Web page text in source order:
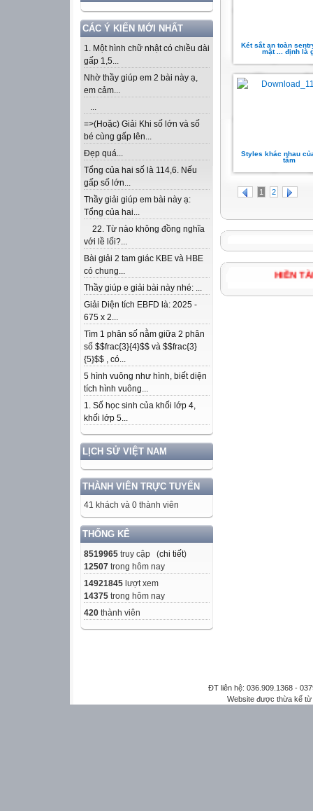
CÁC Ý KIẾN MỚI NHẤT
1. Một hình chữ nhật có chiều dài
gấp 1,5...
Nhờ thầy giúp em 2 bài này ạ,
em cảm...
...
=>(Hoặc) Giải Khi số lớn và số
bé cùng gấp lên...
Đẹp quá...
Tổng của hai số là 114,6. Nếu
gấp số lớn...
Thầy giải giúp em bài này ạ:
Tổng của hai...
22. Từ nào không đồng nghĩa
với lề lối?...
Bài giải 2 tam giác KBE và HBE
có chung...
Thầy giúp e giải bài này nhé: ...
Giải Diện tích EBFD là: 2025 -
675 x 2...
Tìm 1 phân số nằm giữa 2 phân
số $$frac{3}{4}$$ và $$frac{3}
{5}$$ , có...
5 hình vuông như hình, biết diện
tích hình vuông...
1. Số học sinh của khối lớp 4,
khối lớp 5...
LỊCH SỬ VIỆT NAM
THÀNH VIÊN TRỰC TUYẾN
41 khách và 0 thành viên
THỐNG KÊ
8519965 truy cập (chi tiết)
12507 trong hôm nay
14921845 lượt xem
14375 trong hôm nay
420 thành viên
Két sắt an toàn
mật ... định là
Styles khác nhau
tắm
1 2
HIỀN
ĐT liên hệ: 036.909.1368 -
Website được thừa kế từ